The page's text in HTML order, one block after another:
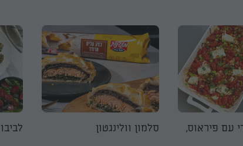
עם פיראוס,
סלמון וולינגטון